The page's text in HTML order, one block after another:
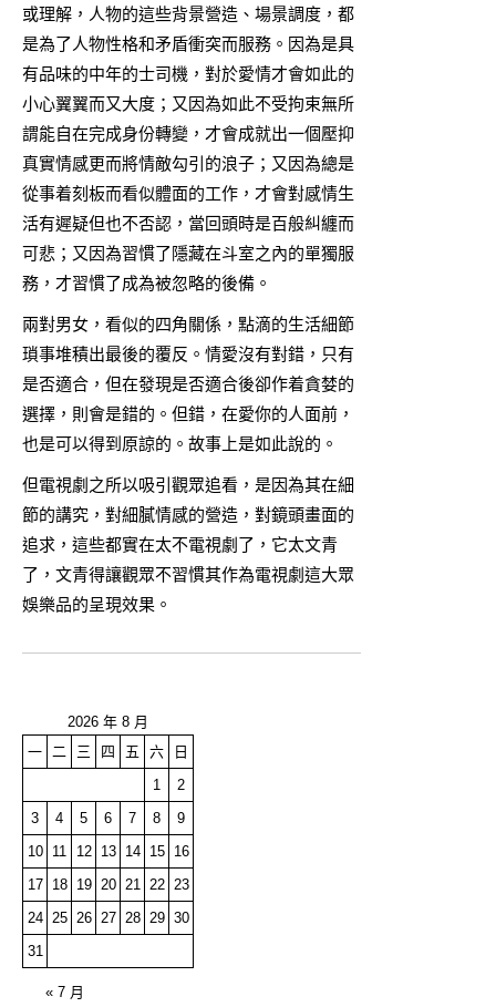
或理解，人物的這些背景營造、場景調度，都
是為了人物性格和矛盾衝突而服務。因為是具
有品味的中年的士司機，對於愛情才會如此的
小心翼翼而又大度；又因為如此不受拘束無所
謂能自在完成身份轉變，才會成就出一個壓抑
真實情感更而將情敵勾引的浪子；又因為總是
從事着刻板而看似體面的工作，才會對感情生
活有遲疑但也不否認，當回頭時是百般糾纏而
可悲；又因為習慣了隱藏在斗室之內的單獨服
務，才習慣了成為被忽略的後備。
兩對男女，看似的四角關係，點滴的生活細節
瑣事堆積出最後的覆反。情愛沒有對錯，只有
是否適合，但在發現是否適合後卻作着貪婪的
選擇，則會是錯的。但錯，在愛你的人面前，
也是可以得到原諒的。故事上是如此說的。
但電視劇之所以吸引觀眾追看，是因為其在細
節的講究，對細膩情感的營造，對鏡頭畫面的
追求，這些都實在太不電視劇了，它太文青
了，文青得讓觀眾不習慣其作為電視劇這大眾
娛樂品的呈現效果。
2026 年 8 月
一
二 三 四 五 六
日
1
2
3
4 5 6 7 8
9
10
11 12 13 14 15
16
17
18 19 20 21 22
23
24
25 26 27 28 29 30
31
« 7 月